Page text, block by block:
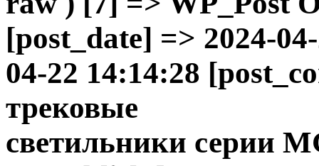
[post_date] => 2024-
04-22 14:14:28
трековые
светильники серии